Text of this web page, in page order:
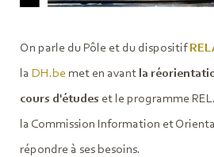
On parle du Pôle et du dispositif
la DH.be met en avant la
cours d'études et le programme
la Commission Information et
répondre à ses besoins.